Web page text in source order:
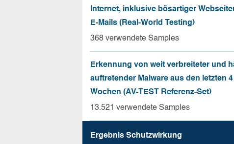
Internet, inklusive bösartiger
E-Mails (Real-World Testing)
368 verwendete Samples
Erkennung von weit verbreiteter und
auftretender Malware aus den letzten 4
Wochen (AV-TEST Referenz-Set)
13.521 verwendete Samples
Ergebnis Schutz­wirkung